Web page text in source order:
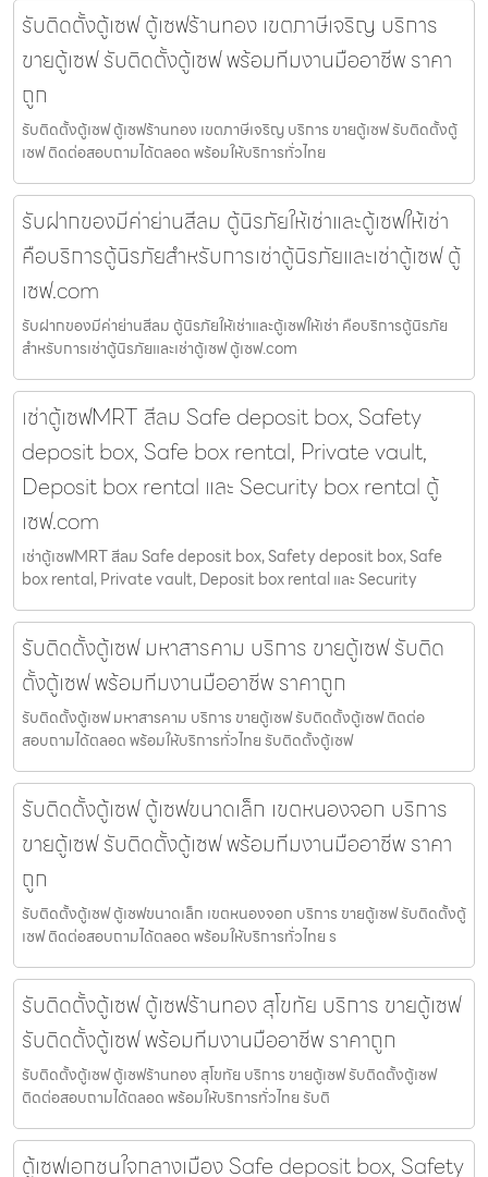
รับติดตั้งตู้เซฟ ตู้เซฟร้านทอง เขตภาษีเจริญ บริการ
ขายตู้เซฟ รับติดตั้งตู้เซฟ พร้อมทีมงานมืออาชีพ ราคา
ถูก
รับติดตั้งตู้เซฟ ตู้เซฟร้านทอง เขตภาษีเจริญ บริการ ขายตู้เซฟ รับติดตั้งตู้
เซฟ ติดต่อสอบถามได้ตลอด พร้อมให้บริการทั่วไทย
รับฝากของมีค่าย่านสีลม ตู้นิรภัยให้เช่าและตู้เซฟให้เช่า
คือบริการตู้นิรภัยสำหรับการเช่าตู้นิรภัยและเช่าตู้เซฟ ตู้
เซฟ.com
รับฝากของมีค่าย่านสีลม ตู้นิรภัยให้เช่าและตู้เซฟให้เช่า คือบริการตู้นิรภัย
สำหรับการเช่าตู้นิรภัยและเช่าตู้เซฟ ตู้เซฟ.com
เช่าตู้เซฟMRT สีลม Safe deposit box, Safety
deposit box, Safe box rental, Private vault,
Deposit box rental และ Security box rental ตู้
เซฟ.com
เช่าตู้เซฟMRT สีลม Safe deposit box, Safety deposit box, Safe
box rental, Private vault, Deposit box rental และ Security
รับติดตั้งตู้เซฟ มหาสารคาม บริการ ขายตู้เซฟ รับติด
ตั้งตู้เซฟ พร้อมทีมงานมืออาชีพ ราคาถูก
รับติดตั้งตู้เซฟ มหาสารคาม บริการ ขายตู้เซฟ รับติดตั้งตู้เซฟ ติดต่อ
สอบถามได้ตลอด พร้อมให้บริการทั่วไทย รับติดตั้งตู้เซฟ
รับติดตั้งตู้เซฟ ตู้เซฟขนาดเล็ก เขตหนองจอก บริการ
ขายตู้เซฟ รับติดตั้งตู้เซฟ พร้อมทีมงานมืออาชีพ ราคา
ถูก
รับติดตั้งตู้เซฟ ตู้เซฟขนาดเล็ก เขตหนองจอก บริการ ขายตู้เซฟ รับติดตั้งตู้
เซฟ ติดต่อสอบถามได้ตลอด พร้อมให้บริการทั่วไทย ร
รับติดตั้งตู้เซฟ ตู้เซฟร้านทอง สุโขทัย บริการ ขายตู้เซฟ
รับติดตั้งตู้เซฟ พร้อมทีมงานมืออาชีพ ราคาถูก
รับติดตั้งตู้เซฟ ตู้เซฟร้านทอง สุโขทัย บริการ ขายตู้เซฟ รับติดตั้งตู้เซฟ
ติดต่อสอบถามได้ตลอด พร้อมให้บริการทั่วไทย รับติ
ตู้เซฟเอกชนใจกลางเมือง Safe deposit box, Safety